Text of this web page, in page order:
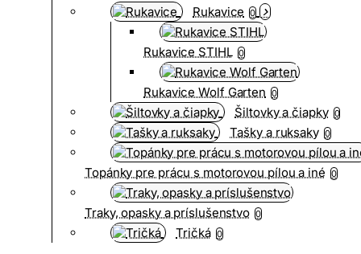
Rukavice 0
Rukavice STIHL 0
Rukavice Wolf Garten 0
Šiltovky a čiapky 0
Tašky a ruksaky 0
Topánky pre prácu s motorovou pílou a iné 0
Traky, opasky a príslušenstvo 0
Tričká 0